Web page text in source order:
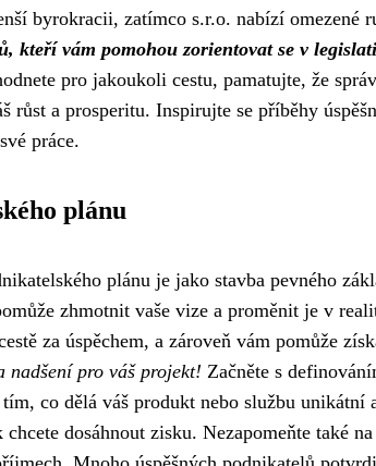
byrokracii, zatímco s.r.o. nabízí omezené
kteří vám pomohou zorientovat se v
pro jakoukoli cestu, pamatujte, že
růst a prosperitu. Inspirujte se příběhy
práce.
plánu
plánu je jako stavba pevného
zhmotnit vaše vize a proměnit je v
za úspěchem, a zároveň vám pomůže
nadšení pro váš projekt! Začněte s
co dělá váš produkt nebo službu unikátní
dosáhnout zisku. Nezapomeňte také